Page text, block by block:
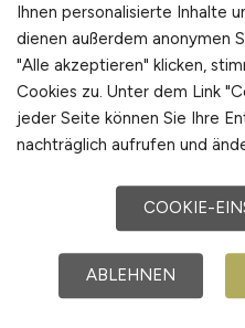
Mechaniker*in
Pharma-
bis 30.09.2028
28.07.2026
Ihnen personalisierte Inhalte
dienen außerdem anonymen
"Alle akzeptieren" klicken,
Cookies zu. Unter dem Link
jeder Seite können Sie Ihre
nachträglich aufrufen und
COOKIE-
ABLEHNEN